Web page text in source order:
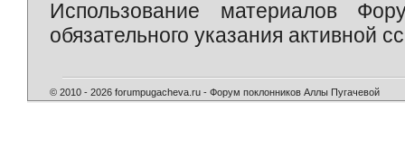
Использование материалов
обязательного указания активной
© 2010 - 2026 forumpugacheva.ru - Форум поклонников Аллы Пугачевой